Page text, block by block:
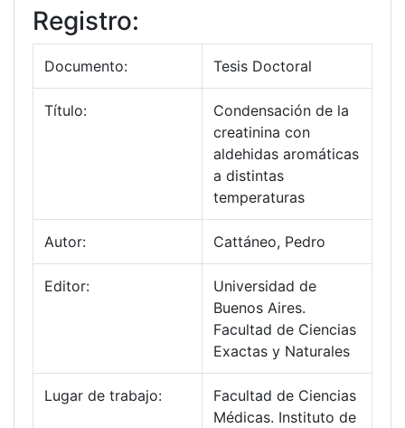
Registro:
Documento: Tesis Doctoral
Título:
Condensación de la
creatinina con
aldehidas aromáticas
a distintas
temperaturas
Autor: Cattáneo, Pedro
Editor:
Universidad de
Buenos Aires.
Facultad de Ciencias
Exactas y Naturales
Lugar de trabajo:
Facultad de Ciencias
Médicas. Instituto de